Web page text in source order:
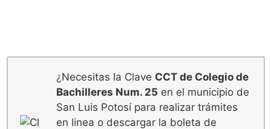
¿Necesitas la Clave CCT de Colegio de
Bachilleres Num. 25 en el municipio de
San Luis Potosí para realizar trámites
en linea o descargar la boleta de